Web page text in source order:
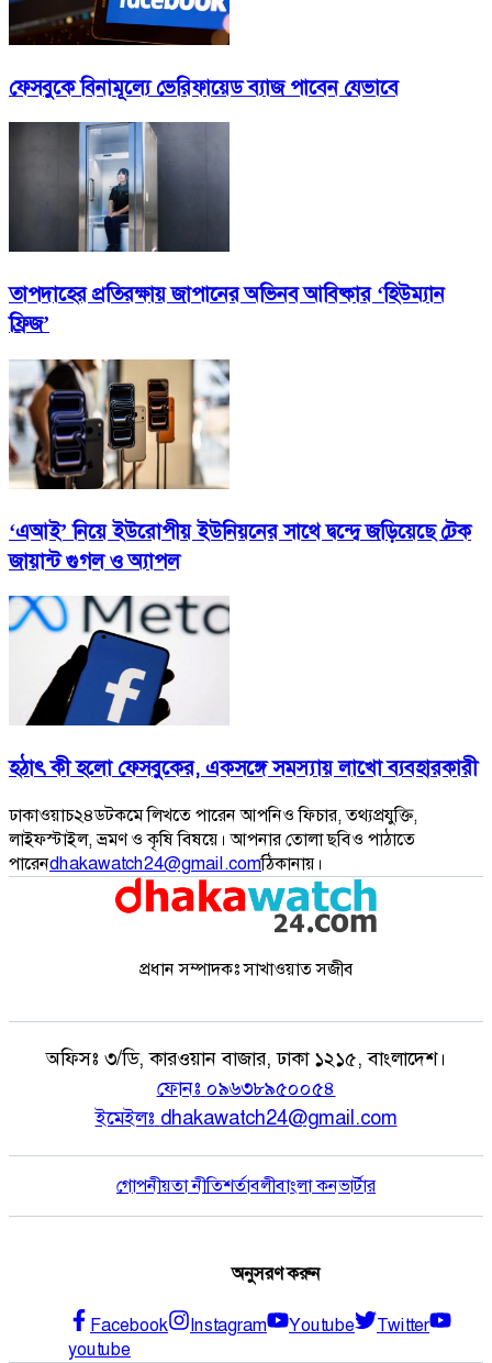
ফেসবুকে বিনামূল্যে ভেরিফায়েড ব্যাজ পাবেন যেভাবে
তাপদাহের প্রতিরক্ষায় জাপানের অভিনব আবিষ্কার ‘হিউম্যান
ফ্রিজ’
‘এআই’ নিয়ে ইউরোপীয় ইউনিয়নের সাথে দ্বন্দ্বে জড়িয়েছে টেক
জায়ান্ট গুগল ও অ্যাপল
হঠাৎ কী হলো ফেসবুকের, একসঙ্গে সমস্যায় লাখো ব্যবহারকারী
ঢাকাওয়াচ২৪ডটকমে লিখতে পারেন আপনিও ফিচার, তথ্যপ্রযুক্তি,
লাইফস্টাইল, ভ্রমণ ও কৃষি বিষয়ে। আপনার তোলা ছবিও পাঠাতে
পারেনdhakawatch24@gmail.comঠিকানায়।
প্রধান সম্পাদকঃ সাখাওয়াত সজীব
অফিসঃ ৩/ডি, কারওয়ান বাজার, ঢাকা ১২১৫, বাংলাদেশ।
ফোনঃ ০৯৬৩৮৯৫০০৫৪
ইমেইলঃ dhakawatch24@gmail.com
গোপনীয়তা নীতিশর্তাবলীবাংলা কনভার্টার
অনুসরণ করুন
Facebook Instagram Youtube
Twitter
youtube